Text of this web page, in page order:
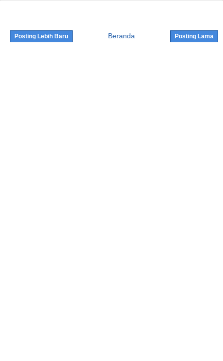
Posting Lebih Baru Posting Lama
Beranda